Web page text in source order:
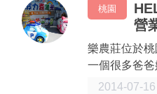
APP下載
桃園
營
樂農莊位於
一個很多爸
2014-07-16